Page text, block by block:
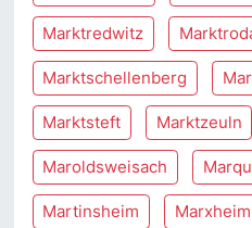
Marktredwitz
Marktschellenberg
Marktsteft Marktzeuln
Maroldsweisach
Martinsheim Marxheim